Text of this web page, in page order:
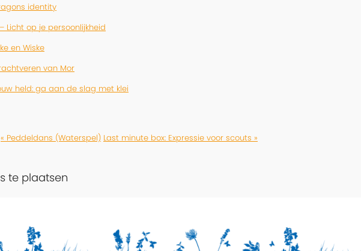
identity
Licht op je persoonlijkheid
en Wiske
van Mor
held: ga aan de slag met klei
« Peddeldans (Waterspel) Last minute box: Expressie voor scouts »
te plaatsen